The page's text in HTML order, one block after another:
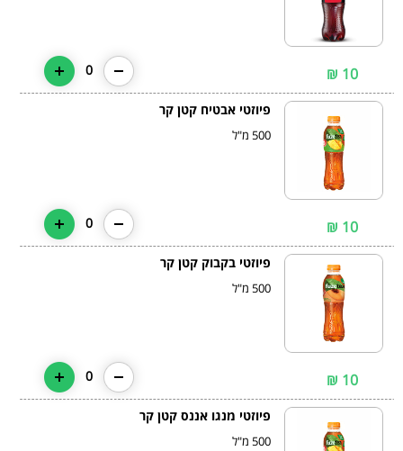
10 ₪
0
פיוזטי אבטיח קטן קר
500 מ"ל
10 ₪
0
פיוזטי בקבוק קטן קר
500 מ"ל
10 ₪
0
פיוזטי מנגו אננס קטן קר
500 מ"ל